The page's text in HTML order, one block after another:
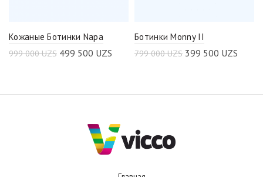
Кожаные Ботинки Napa
999 000UZS 499 500 UZS
Ботинки Monny II
799 000UZS 399 500 UZS